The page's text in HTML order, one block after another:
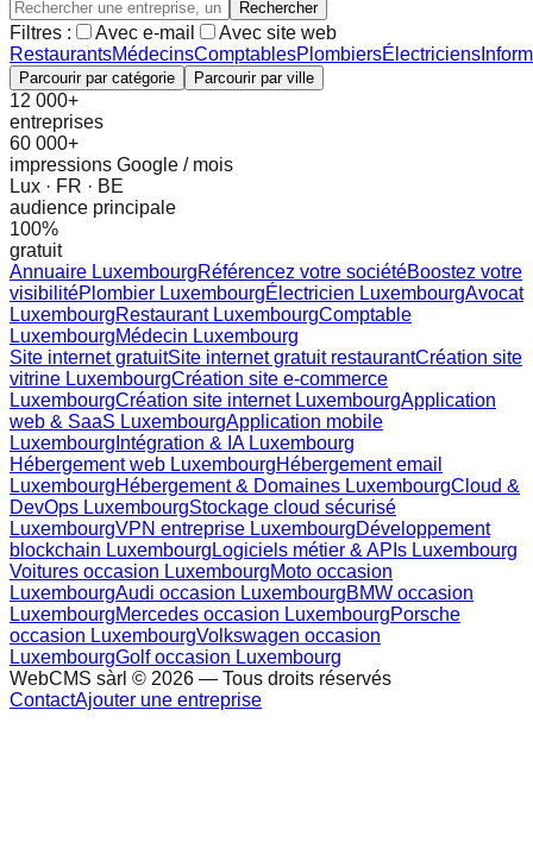
Rechercher
Filtres : Avec e-mail
Avec site web
RestaurantsMédecinsComptablesPlombiersÉlectriciens
Parcourir par catégorie Parcourir par ville
12 000+
entreprises
60 000+
impressions Google / mois
Lux · FR · BE
audience principale
100%
gratuit
Annuaire LuxembourgRéférencez votre sociétéBoostez votre
visibilitéPlombier LuxembourgÉlectricien LuxembourgAvocat
LuxembourgRestaurant LuxembourgComptable
LuxembourgMédecin Luxembourg
Site internet gratuitSite internet gratuit restaurantCréation site
vitrine LuxembourgCréation site e-commerce
LuxembourgCréation site internet LuxembourgApplication
web & SaaS LuxembourgApplication mobile
Luxembourg Intégration & IA Luxembourg
Hébergement web LuxembourgHébergement email
LuxembourgHébergement & Domaines LuxembourgCloud &
DevOps LuxembourgStockage cloud sécurisé
LuxembourgVPN entreprise LuxembourgDéveloppement
blockchain Luxembourg Logiciels métier & APIs Luxembourg
Voitures occasion LuxembourgMoto occasion
LuxembourgAudi occasion LuxembourgBMW occasion
LuxembourgMercedes occasion LuxembourgPorsche
occasion LuxembourgVolkswagen occasion
LuxembourgGolf occasion Luxembourg
WebCMS sàrl © 2026 — Tous droits réservés
ContactAjouter une entreprise